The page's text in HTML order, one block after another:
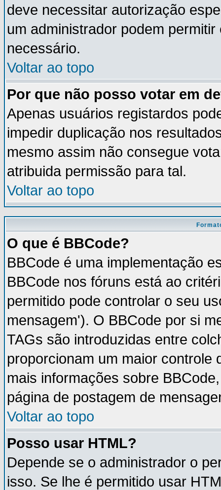
deve necessitar autorização
um administrador podem
necessário.
Voltar ao topo
Por que não posso votar em
Apenas usuários registardos
impedir duplicação nos
mesmo assim não consegue
atribuida permissão para tal.
Voltar ao topo
O que é BBCode?
BBCode é uma implementação
BBCode nos fóruns está ao
permitido pode controlar o seu
mensagem'). O BBCode por si
TAGs são introduzidas entre
proporcionam um maior controle
mais informações sobre
página de postagem de
Voltar ao topo
Posso usar HTML?
Depende se o administrador o
isso. Se lhe é permitido usar